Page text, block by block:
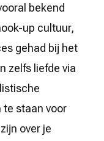
bekend
up cultuur,
gehad bij het
zelfs liefde via
staan voor
over je